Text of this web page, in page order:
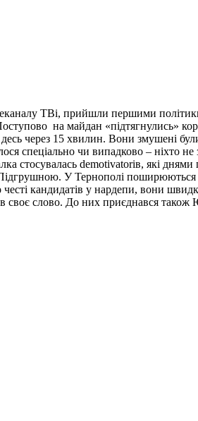
ТВі, прийшли першими
на майдан «підтягнулись»
через 15 хвилин. Вони змушені
спеціально чи випадково – ніхто не
стосувалась demotivatorів, які
У Тернополі поширюються
кандидатів у нардепи, вони
своє слово. До них приєднався